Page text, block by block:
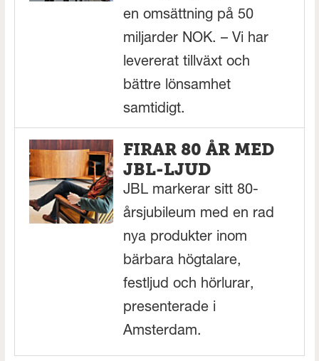
en omsättning på 50
miljarder NOK. – Vi har
levererat tillväxt och
bättre lönsamhet
samtidigt.
FIRAR 80 ÅR MED
JBL-LJUD
JBL markerar sitt 80-
årsjubileum med en rad
nya produkter inom
bärbara högtalare,
festljud och hörlurar,
presenterade i
Amsterdam.